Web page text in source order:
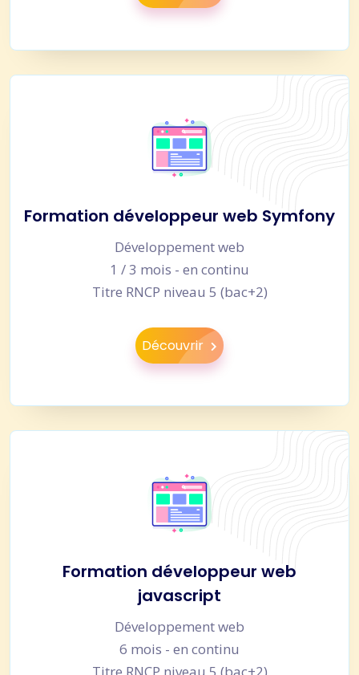
Formation développeur web Symfony
Développement web
1 / 3 mois - en continu
Titre RNCP niveau 5 (bac+2)
Découvrir
Formation développeur web
javascript
Développement web
6 mois - en continu
Titre RNCP niveau 5 (bac+2)